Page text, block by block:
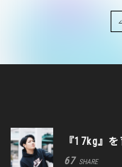
『17kg』
67 SHARE